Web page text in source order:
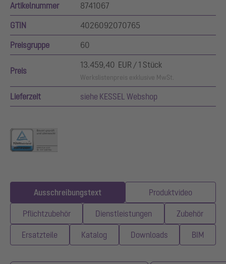
Artikelnummer 8741067
GTIN 4026092070765
Preisgruppe 60
Preis
13.459,40 EUR / 1 Stück
Werkslistenpreis exklusive MwSt.
Lieferzeit siehe KESSEL Webshop
Ausschreibungstext Produktvideo
Pflichtzubehör Dienstleistungen Zubehör
Ersatzteile Katalog Downloads BIM